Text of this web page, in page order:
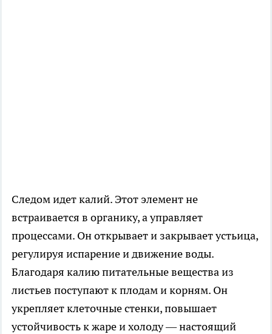
Следом идет калий. Этот элемент не
встраивается в органику, а управляет
процессами. Он открывает и закрывает устьица,
регулируя испарение и движение воды.
Благодаря калию питательные вещества из
листьев поступают к плодам и корням. Он
укрепляет клеточные стенки, повышает
устойчивость к жаре и холоду — настоящий